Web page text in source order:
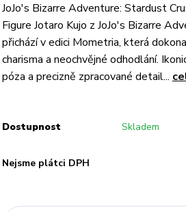
JoJo's Bizarre Adventure: Stardust
Figure Jotaro Kujo z JoJo's Bizarre
přichází v edici Mometria, která
charisma a neochvějné odhodlání.
póza a precizně zpracované detail...
Dostupnost Skladem
Nejsme plátci DPH